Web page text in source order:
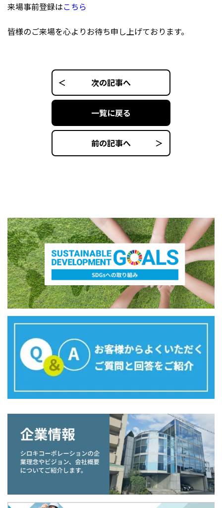
来場事前登録はこちら
皆様のご来場を心よりお待ち申し上げております。
次の記事へ
一覧に戻る
前の記事へ